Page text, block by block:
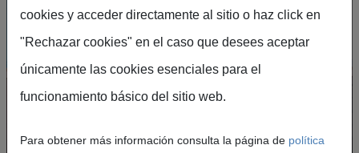
Feria de Zaragoza, el
epicentro de los
grandes eventos
cookies y acceder directamente al sitio o haz click en
"Rechazar cookies" en el caso que desees aceptar
únicamente las cookies esenciales para el
funcionamiento básico del sitio web.
Para obtener más información consulta la página de política